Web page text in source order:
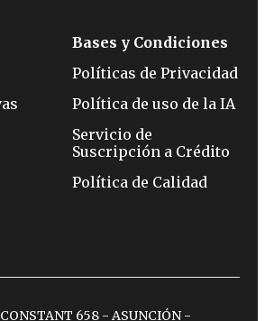
Bases y Condiciones
Políticas de Privacidad
Política de uso de la IA
Servicio de
Suscripción a Crédito
Política de Calidad
658 - ASUNCIÓN -